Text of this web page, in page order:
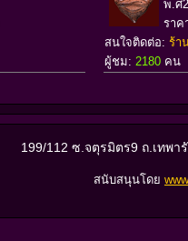
พ.ศ
รา
สนใจติดต่อ: ร้า
ผู้ชม: 2180 คน
199/112 ซ.จตุรมิตร9 ถ.เทพ
สนับสนุนโดย